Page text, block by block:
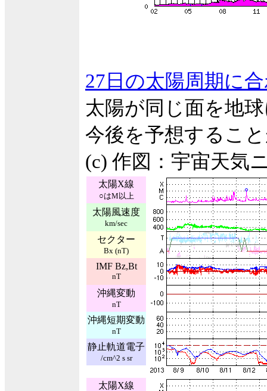
27日の太陽周期に
太陽が同じ面を地
今後を予想するこ
(c) 作図：宇宙天気
太陽X線
○はM以上
太陽風速度
km/sec
セクター
Bx (nT)
IMF Bz,Bt
nT
沖縄変動
nT
沖縄短期変動
nT
静止軌道電子
/cm^2 s sr
太陽X線